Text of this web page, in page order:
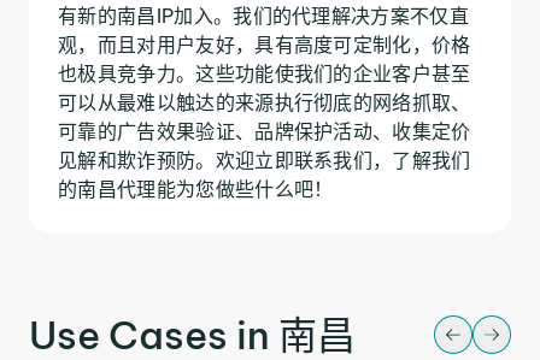
有新的南昌IP加入。我们的代理解决方案不仅直
观，而且对用户友好，具有高度可定制化，价格
也极具竞争力。这些功能使我们的企业客户甚至
可以从最难以触达的来源执行彻底的网络抓取、
可靠的广告效果验证、品牌保护活动、收集定价
见解和欺诈预防。欢迎立即联系我们，了解我们
的南昌代理能为您做些什么吧！
Use Cases in 南昌